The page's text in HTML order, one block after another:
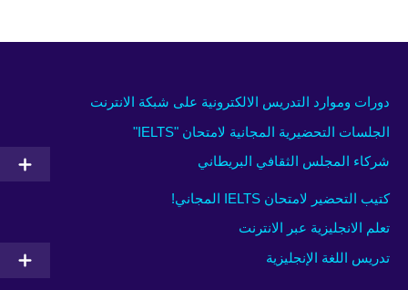
دورات وموارد التدريس الالكترونية على شبكة الانترنت
الجلسات التحضيرية المجانية لامتحان "IELTS"
شركاء المجلس الثقافي البريطاني
كتيب التحضير لامتحان IELTS المجاني!
تعلم الانجليزية عبر الانترنت
تدريس اللغة الإنجليزية